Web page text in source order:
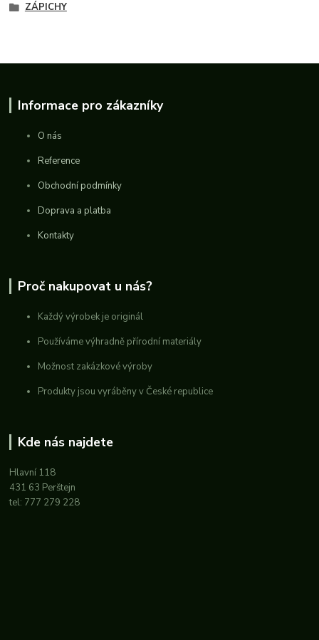
ZÁPICHY
Informace pro zákazníky
O nás
Reference
Obchodní podmínky
Doprava a platba
Kontakty
Proč nakupovat u nás?
Každý výrobek je originál
Používáme výhradně přírodní materiály
Možnost zakázkové výroby
Produkty jsou vyráběny v České republice
Kde nás najdete
Hlavní 118
431 63 Perštejn
tel: 777 279 228